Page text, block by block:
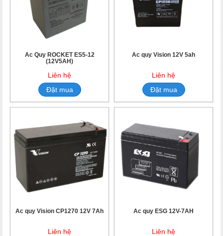
Ắc Quy ROCKET ES5-12
(12V5AH)
Liên hệ
Đặt mua
Ắc quy Vision 12V 5ah
Liên hệ
Đặt mua
Ắc quy Vision CP1270 12V 7Ah
Liên hệ
Ắc quy ESG 12V-7AH
Liên hệ